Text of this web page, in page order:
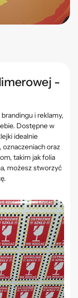
-
i reklamy,
Dostępne w
idealnie
oznaczeniach oraz
takim jak folia
możesz stworzyć